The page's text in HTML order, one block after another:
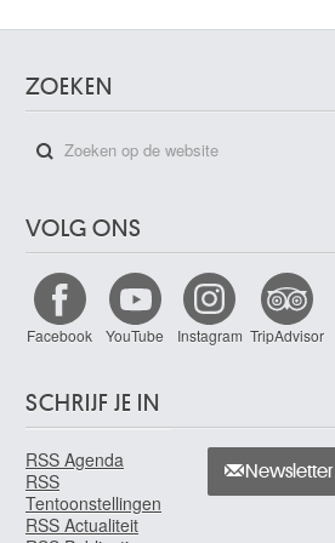
ZOEKEN
VOLG ONS
Facebook YouTube Instagram TripAdvisor
SCHRIJF JE IN
RSS Agenda
RSS
Tentoonstellingen
RSS Actualiteit
Newsletter